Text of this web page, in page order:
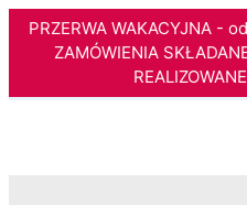
PRZERWA WAKACYJNA -
ZAMÓWIENIA